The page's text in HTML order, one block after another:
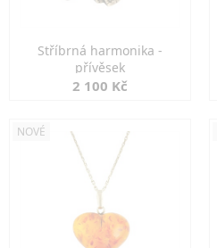
Stříbrná harmonika -
přívěsek
2 100 Kč
NOVÉ